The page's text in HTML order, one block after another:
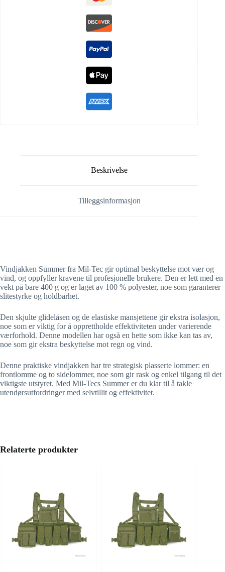
Beskrivelse
Tilleggsinformasjon
Vindjakken Summer fra Mil-Tec gir optimal beskyttelse mot vær og
vind, og oppfyller kravene til profesjonelle brukere. Den er lett med en
vekt på bare 400 g og er laget av 100 % polyester, noe som garanterer
slitestyrke og holdbarhet.
Den skjulte glidelåsen og de elastiske mansjettene gir ekstra isolasjon,
noe som er viktig for å opprettholde effektiviteten under varierende
værforhold. Denne modellen har også en hette som ikke kan tas av,
noe som gir ekstra beskyttelse mot regn og vind.
Denne praktiske vindjakken har tre strategisk plasserte lommer: en
frontlomme og to sidelommer, noe som gir rask og enkel tilgang til det
viktigste utstyret. Med Mil-Tecs Summer er du klar til å takle
utendørsutfordringer med selvtillit og effektivitet.
Relaterte produkter